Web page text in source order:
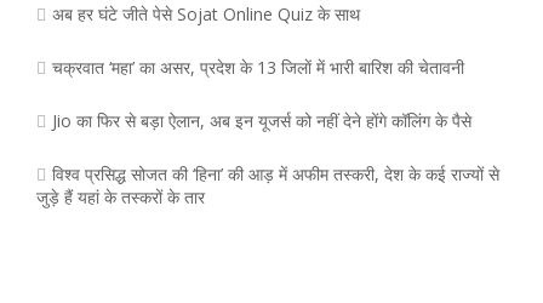
अब हर घंटे जीते पेसे Sojat Online Quiz के साथ
चक्रवात ‘महा’ का असर, प्रदेश के 13 जिलाें में भारी बारिश की चेतावनी
Jio का फिर से बड़ा ऐलान, अब इन यूजर्स को नहीं देने होंगे कॉलिंग के पैसे
विश्व प्रसिद्ध सोजत की ‘हिना’ की आड़ में अफीम तस्करी, देश के कई राज्यों से
जुड़े हैं यहां के तस्करों के तार